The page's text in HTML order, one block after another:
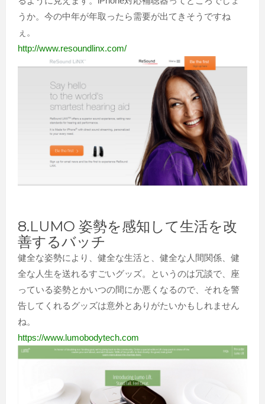
うか。今の中年が年取ったら需要が出てきそうですね
ぇ。
http://www.resoundlinx.com/
8.LUMO 姿勢を感知して生活を改
善するバッチ
健全な姿勢により、健全な生活と、健全な人間関係、健
全な人生を送れるすごいグッズ。というのは冗談で、座
っている姿勢とかいつの間にか悪くなるので、それを警
告してくれるグッズは意外とありがたいかもしれません
ね。
https://www.lumobodytech.com